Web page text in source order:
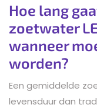
Hoe lang
zoetwater
wanneer
worden?
Een gemiddelde
levensduur dan